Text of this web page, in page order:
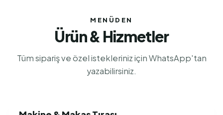
MENÜDEN
Ürün & Hizmetler
Tüm sipariş ve özel istekleriniz için WhatsApp'tan
yazabilirsiniz.